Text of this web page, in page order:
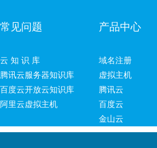
常见问题
云 知 识 库
腾讯云服务器知识库
百度云开放云知识库
阿里云虚拟主机
产品中心
域名注册
虚拟主机
腾讯云
百度云
金山云